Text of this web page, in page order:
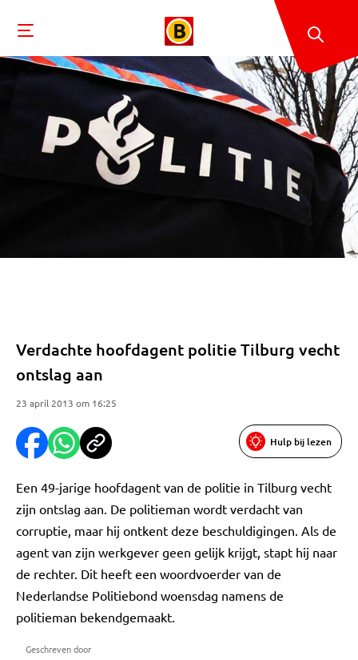
Verdachte hoofdagent politie Tilburg vecht
ontslag aan
23 april 2013 om 16:25
Hulp bij lezen
Een 49-jarige hoofdagent van de politie in Tilburg vecht
zijn ontslag aan. De politieman wordt verdacht van
corruptie, maar hij ontkent deze beschuldigingen. Als de
agent van zijn werkgever geen gelijk krijgt, stapt hij naar
de rechter. Dit heeft een woordvoerder van de
Nederlandse Politiebond woensdag namens de
politieman bekendgemaakt.
Geschreven door